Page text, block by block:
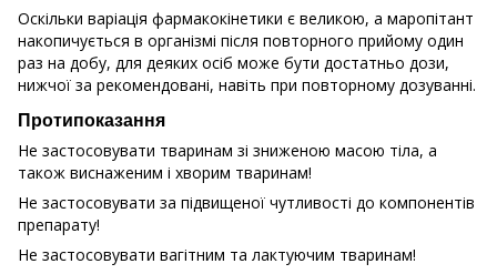
Оскільки варіація фармакокінетики є великою, а маропітант
накопичується в організмі після повторного прийому один
раз на добу, для деяких осіб може бути достатньо дози,
нижчої за рекомендовані, навіть при повторному дозуванні.
Протипоказання
Не застосовувати тваринам зі зниженою масою тіла, а
також виснаженим і хворим тваринам!
Не застосовувати за підвищеної чутливості до компонентів
препарату!
Не застосовувати вагітним та лактуючим тваринам!